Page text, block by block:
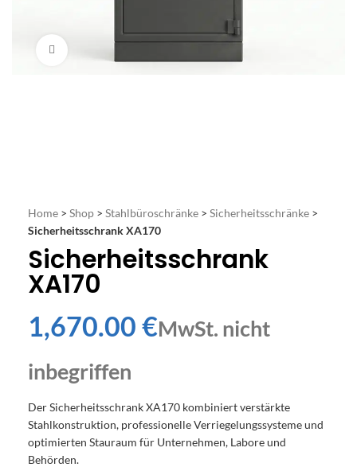
Click to enlarge
Home > Shop > Stahlbüroschränke > Sicherheitsschränke >
Sicherheitsschrank XA170
Sicherheitsschrank
XA170
€
Der Sicherheitsschrank XA170 kombiniert verstärkte
Stahlkonstruktion, professionelle Verriegelungssysteme und
optimierten Stauraum für Unternehmen, Labore und
Behörden.